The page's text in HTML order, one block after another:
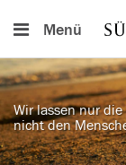
Menü
Wir lassen nur die
nicht den